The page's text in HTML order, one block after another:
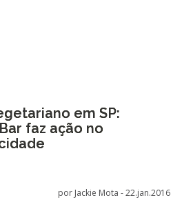
em SP:
faz ação no
por Jackie Mota -22.jan.2016